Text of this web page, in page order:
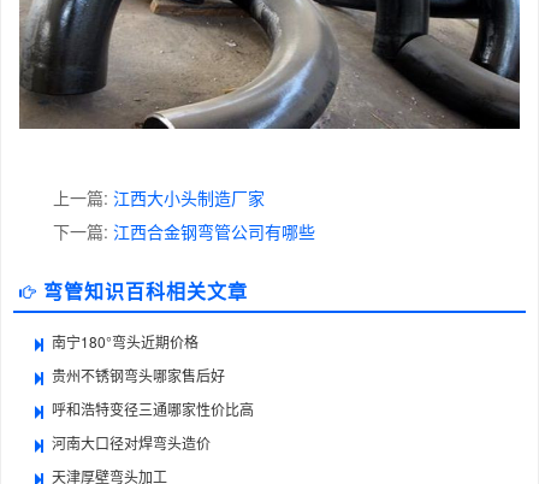
上一篇: 江西大小头制造厂家
下一篇: 江西合金钢弯管公司有哪些
弯管知识百科相关文章
南宁180°弯头近期价格
贵州不锈钢弯头哪家售后好
呼和浩特变径三通哪家性价比高
河南大口径对焊弯头造价
天津厚壁弯头加工